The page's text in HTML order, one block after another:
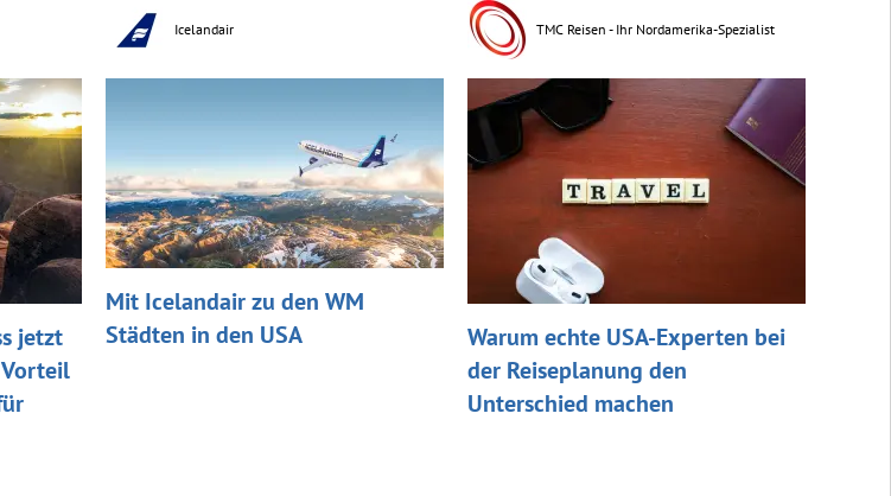
jetzt
Icelandair
Mit Icelandair zu den WM
Städten in den USA
TMC Reisen - Ihr Nordamerika-Spezialist
Warum echte USA-Experten bei
der Reiseplanung den
Unterschied machen